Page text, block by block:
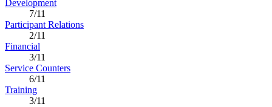
Development
7/11
Participant Relations
2/11
Financial
3/11
Service Counters
6/11
Training
3/11